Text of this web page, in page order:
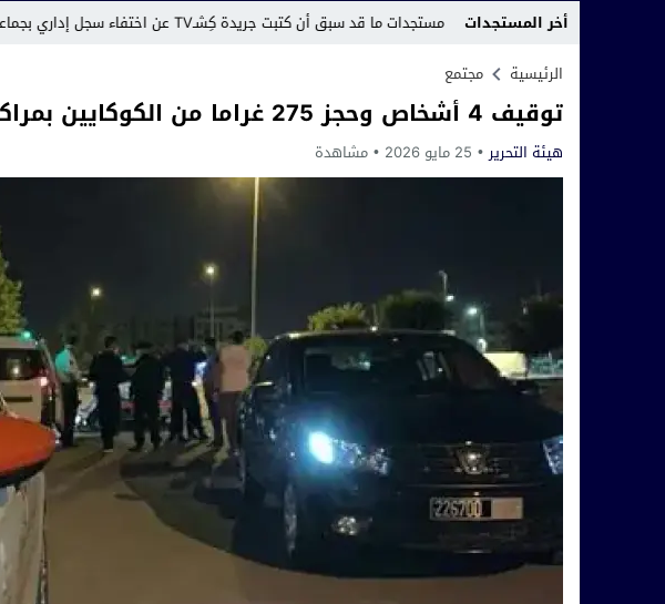
أخر المستجدات14:19 مستجدات ما قد سبق أن كتبت جريدة كِشـTV عن اختفاء سجل إداري بجماعة حربيل
الرئيسية
مجتمع
توقيف 4 أشخاص وحجز 275 غراما من الكوكايين بمراكش
هيئة التحرير 25 مايو 2026 مشاهدة